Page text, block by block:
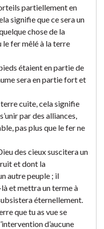
partiellement en
signifie que ce sera un
chose de la
le fer mêlé à la terre
étaient en partie de
sera en partie fort et
cuite, cela signifie
par des alliances,
pas plus que le fer ne
des cieux suscitera un
et dont la
autre peuple ; il
et mettra un terme à
éternellement.
que tu as vue se
d’aucune